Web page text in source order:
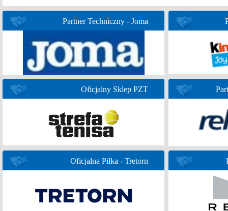
Partner Techniczny - Joma
Oficjalny Sklep PZT
Oficjalna Piłka - Tretorn